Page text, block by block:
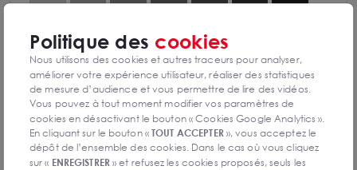
Diagnostics GES en cours de réalisation
Charles BUSCHINO
Nice - Sophia Antipolis
Politique des cookies
Nous utilisons des cookies et autres traceurs pour analyser,
améliorer votre expérience utilisateur, réaliser des statistiques
de mesure d’audience et vous permettre de lire des vidéos.
Vous pouvez à tout moment modifier vos paramètres de
cookies en désactivant le bouton « Cookies Google Analytics ».
En cliquant sur le bouton «TOUT ACCEPTER», vous acceptez le
dépôt de l’ensemble des cookies. Dans le cas où vous cliquez
sur « ENREGISTRER» et refusez les cookies proposés, seuls les